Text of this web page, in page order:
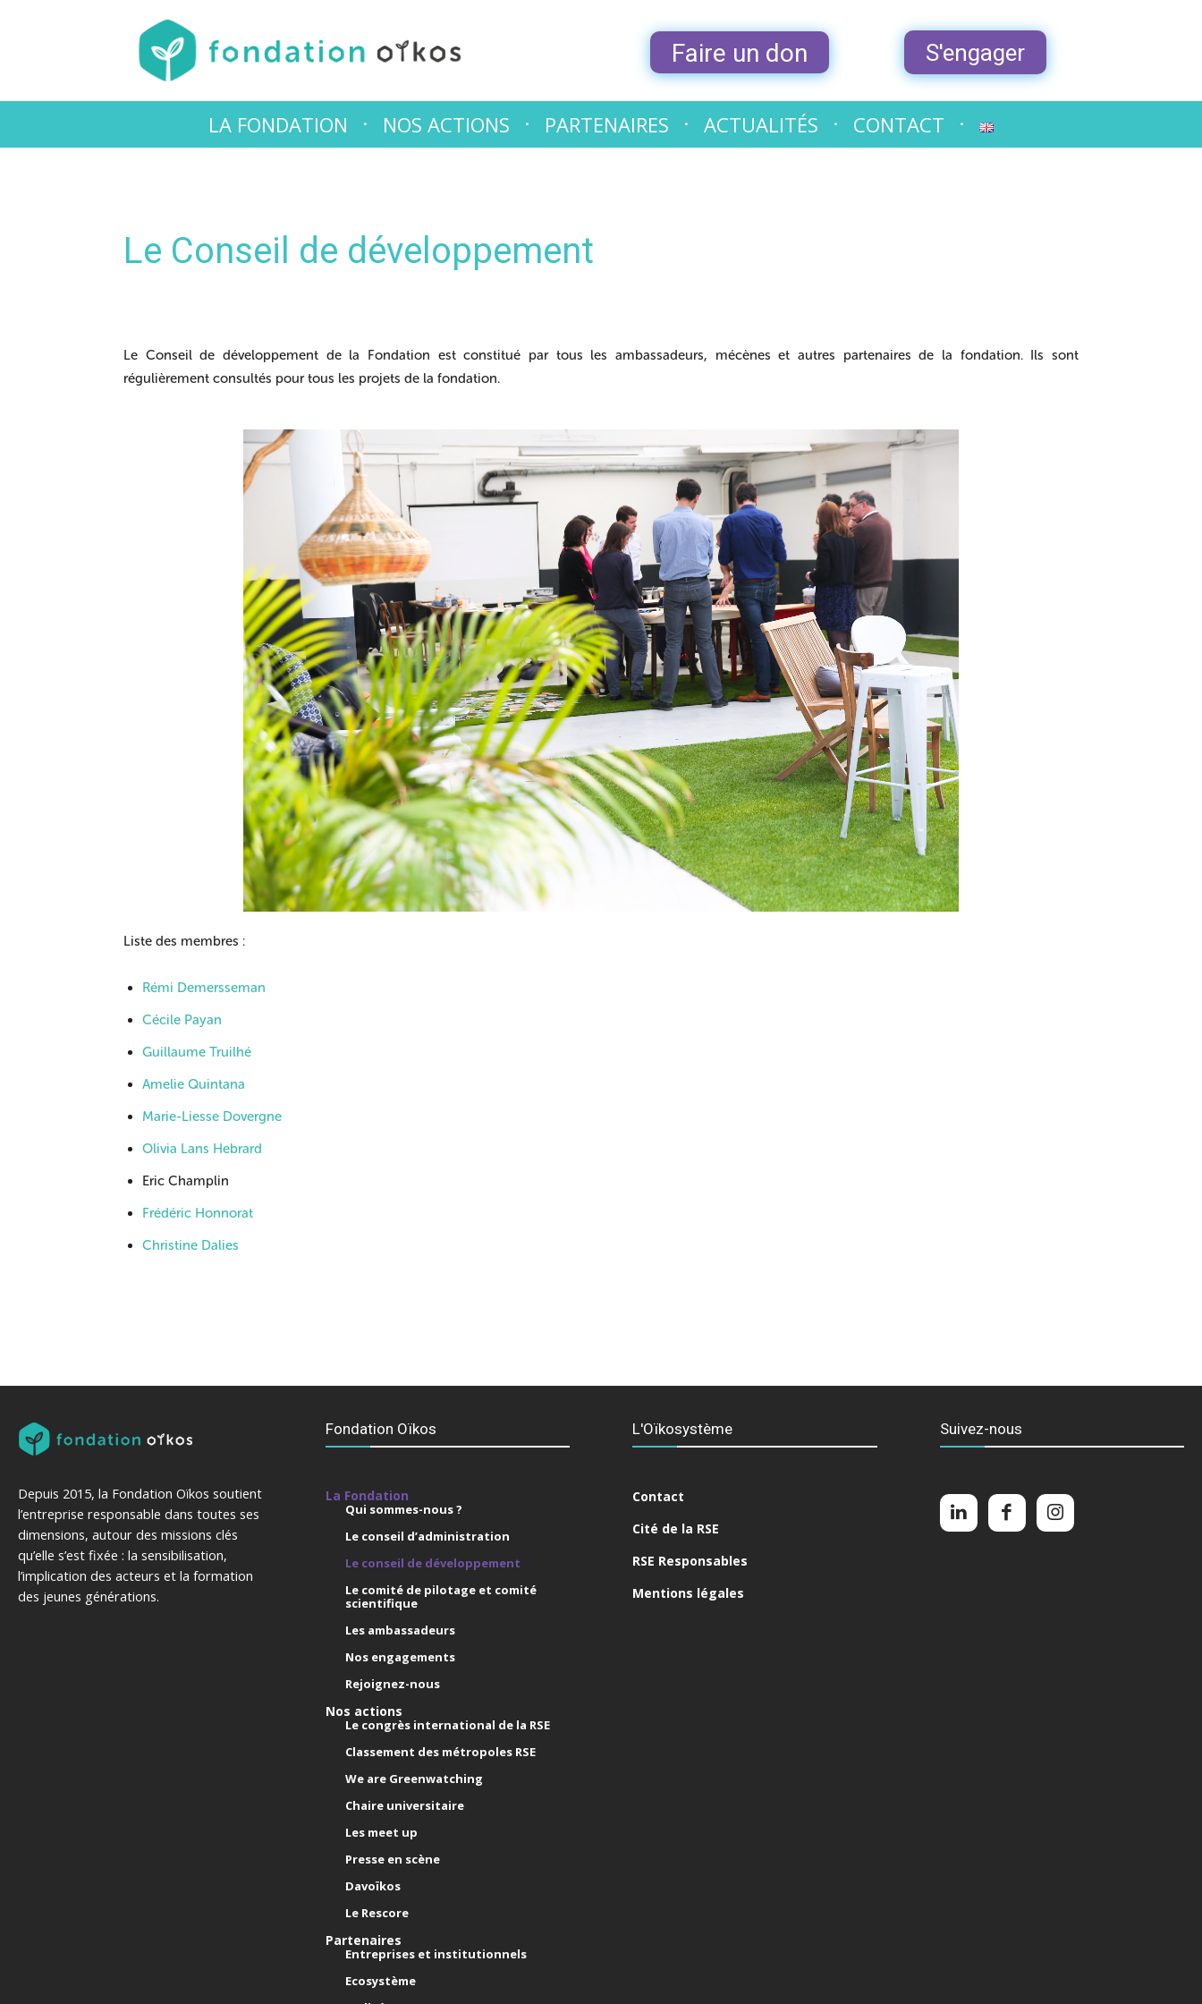
Faire un don S'engager
LA FONDATION NOS ACTIONS PARTENAIRES ACTUALITÉS CONTACT
Le Conseil de développement
Le Conseil de développement de la Fondation est constitué par tous les ambassadeurs, mécènes et autres partenaires de la fondation. Ils sont
régulièrement consultés pour tous les projets de la fondation.
Liste des membres :
Rémi Demersseman
Cécile Payan
Guillaume Truilhé
Amelie Quintana
Marie-Liesse Dovergne
Olivia Lans Hebrard
Eric Champlin
Frédéric Honnorat
Christine Dalies
Depuis 2015, la Fondation Oïkos soutient
l’entreprise responsable dans toutes ses
dimensions, autour des missions clés
qu’elle s’est fixée : la sensibilisation,
l’implication des acteurs et la formation
des jeunes générations.
Fondation Oïkos
La Fondation
Qui sommes-nous ?
Le conseil d’administration
Le conseil de développement
Le comité de pilotage et comité
scientifique
Les ambassadeurs
Nos engagements
Rejoignez-nous
Nos actions
Le congrès international de la RSE
Classement des métropoles RSE
We are Greenwatching
Chaire universitaire
Les meet up
Presse en scène
Davoïkos
Le Rescore
Partenaires
Entreprises et institutionnels
Ecosystème
L'Oïkosystème
Contact
Cité de la RSE
RSE Responsables
Mentions légales
Suivez-nous